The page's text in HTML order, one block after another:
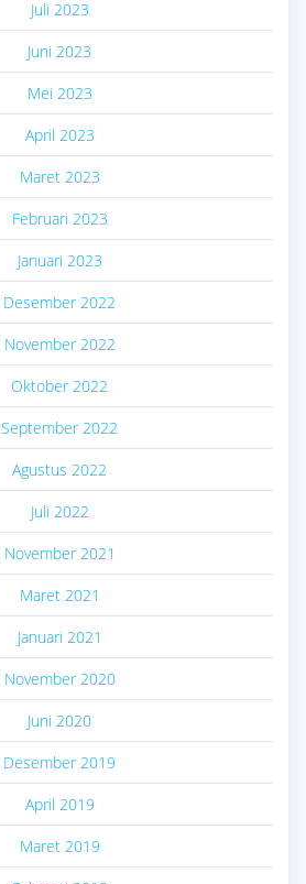
Juli 2023
Juni 2023
Mei 2023
April 2023
Maret 2023
Februari 2023
Januari 2023
Desember 2022
November 2022
Oktober 2022
September 2022
Agustus 2022
Juli 2022
November 2021
Maret 2021
Januari 2021
November 2020
Juni 2020
Desember 2019
April 2019
Maret 2019